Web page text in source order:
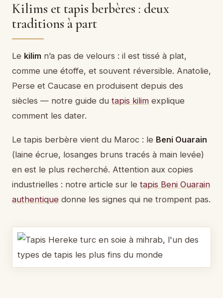
Kilims et tapis berbères : deux
traditions à part
Le kilim n’a pas de velours : il est tissé à plat,
comme une étoffe, et souvent réversible. Anatolie,
Perse et Caucase en produisent depuis des
siècles — notre guide du tapis kilim explique
comment les dater.
Le tapis berbère vient du Maroc : le Beni Ouarain
(laine écrue, losanges bruns tracés à main levée)
en est le plus recherché. Attention aux copies
industrielles : notre article sur le tapis Beni Ouarain
authentique donne les signes qui ne trompent pas.